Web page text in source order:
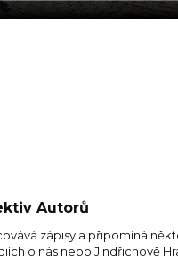
Autorů
zápisy a připomíná
o nás nebo Jindřichově